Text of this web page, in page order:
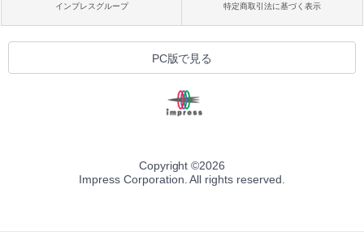
インプレスグループ 特定商取引法に基づく表示
PC版で見る
Copyright ©2026
Impress Corporation. All rights reserved.